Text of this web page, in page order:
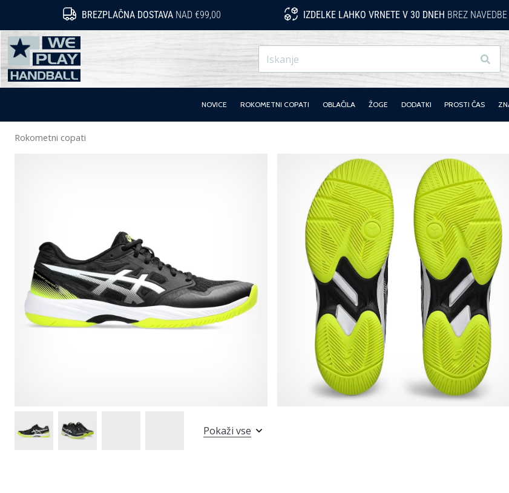
BREZPLAČNA DOSTAVA NAD €99,00 IZDELKE LAHKO VRNETE V 30 DNEH BREZ
WePlayHandball.si
Iskanje
NOVICE ROKOMETNI COPATI OBLAČILA ŽOGE DODATKI PROSTI ČAS
Rokometni copati
Pokaži vse